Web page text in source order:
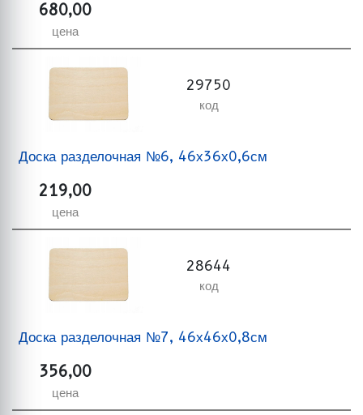
680,00
цена
29750
код
Доска разделочная №6, 46х36х0,6см
219,00
цена
28644
код
Доска разделочная №7, 46х46х0,8см
356,00
цена